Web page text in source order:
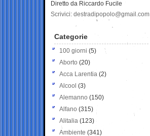
Diretto da Riccardo Fucile
Scrivici: destradipopolo@gmail.com
Categorie
100 giorni (5)
Aborto (20)
Acca Larentia (2)
Alcool (3)
Alemanno (150)
Alfano (315)
Alitalia (123)
Ambiente (341)